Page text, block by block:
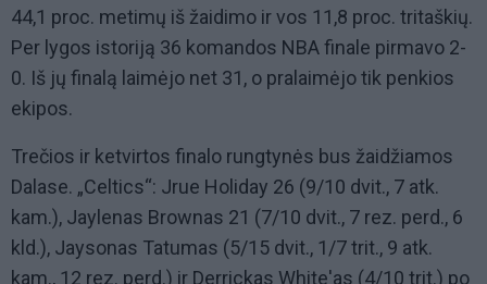
44,1 proc. metimų iš žaidimo ir vos 11,8 proc. tritaškių.
Per lygos istoriją 36 komandos NBA finale pirmavo 2-
0. Iš jų finalą laimėjo net 31, o pralaimėjo tik penkios
ekipos.
Trečios ir ketvirtos finalo rungtynės bus žaidžiamos
Dalase. „Celtics“: Jrue Holiday 26 (9/10 dvit., 7 atk.
kam.), Jaylenas Brownas 21 (7/10 dvit., 7 rez. perd., 6
kld.), Jaysonas Tatumas (5/15 dvit., 1/7 trit., 9 atk.
kam., 12 rez. perd.) ir Derrickas White'as (4/10 trit.) po